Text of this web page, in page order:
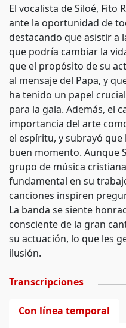
El vocalista de Siloé, Fito
ante la oportunidad de
destacando que asistir a
que podría cambiar la
que el propósito de su
al mensaje del Papa, y
ha tenido un papel
para la gala. Además, el
importancia del arte
el espíritu, y subrayó
buen momento. Aunque
grupo de música
fundamental en su
canciones inspiren
La banda se siente
consciente de la gran
su actuación, lo que les
ilusión.
Transcripciones
Con línea temporal